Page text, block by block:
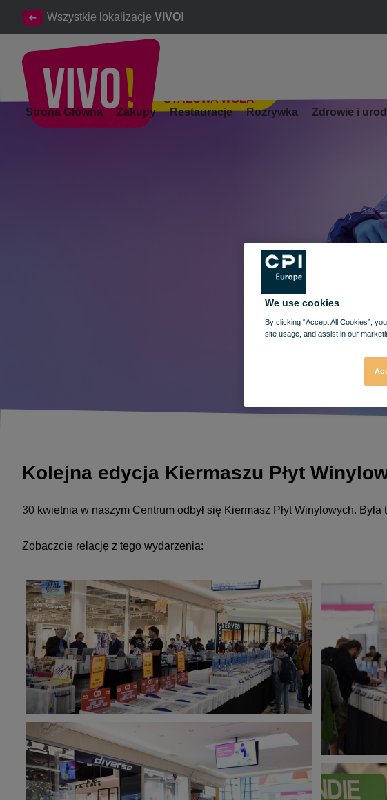
Wszystkie lokalizacje VIVO!
STALOWA WOLA
Strona Główna Zakupy Restauracje Rozrywka Zdrowie i
Kolejna edycja Kiermaszu Płyt Winylowych
Kolejna edycja Kiermaszu Płyt
30 kwietnia w naszym Centrum odbył się Kiermasz Płyt Winylowych.
Zobaczcie relację z tego wydarzenia:
We use cookies
By clicking “Accept All Cookies”,
site usage, and assist in our